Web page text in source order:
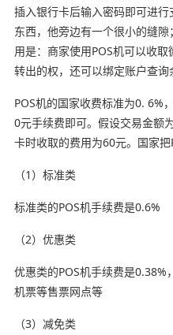
插入银行卡后输入密码即可进
东西，他旁边有一个很小的缝
用是：商家使用POS机可以收
转出的权，还可以绑定账户查询
POS机的国家收费标准为0. 6%
0元手续费即可。假设交易金额
卡时收取的费用为60元。国家把
（1）标准类
标准类的POS机手续费是0.6%
（2）优惠类
优惠类的POS机手续费是
机票等售票网点等
（3）减免类